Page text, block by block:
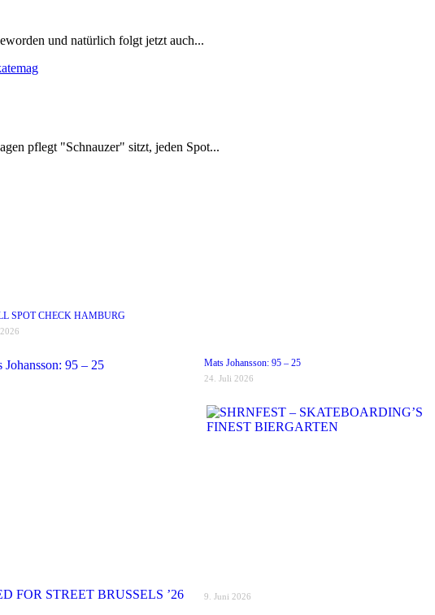
und natürlich folgt jetzt auch...
pflegt "Schnauzer" sitzt, jeden Spot...
SPOT CHECK HAMBURG
Mats Johansson: 95 – 25
24. Juli 2026
9. Juni 2026